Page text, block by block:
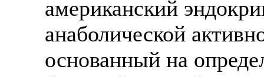
американский
анаболической
основанный на